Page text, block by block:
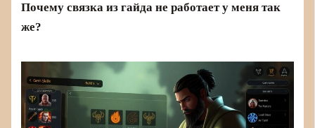
Почему связка из гайда не работает у меня так
же?